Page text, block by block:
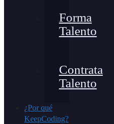
Forma
Talento
Contrata
Talento
¿Por qué
KeepCoding?